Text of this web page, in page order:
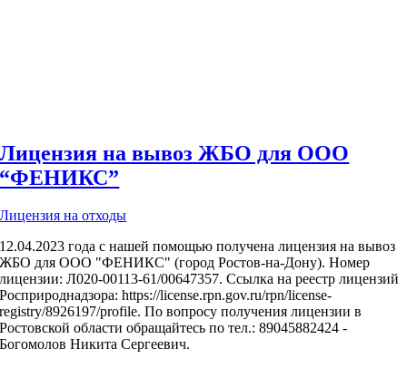
Лицензия на вывоз ЖБО для ООО
“ФЕНИКС”
Лицензия на отходы
12.04.2023 года с нашей помощью получена лицензия на вывоз
ЖБО для ООО "ФЕНИКС" (город Ростов-на-Дону). Номер
лицензии: Л020-00113-61/00647357. Ссылка на реестр лицензий
Росприроднадзора: https://license.rpn.gov.ru/rpn/license-
registry/8926197/profile. По вопросу получения лицензии в
Ростовской области обращайтесь по тел.: 89045882424 -
Богомолов Никита Сергеевич.